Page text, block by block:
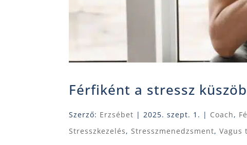
Férfiként a stressz
Szerző: Erzsébet |2025. szept. 1. | Coach,
Stresszkezelés,Stresszmenedzsment,Vagus